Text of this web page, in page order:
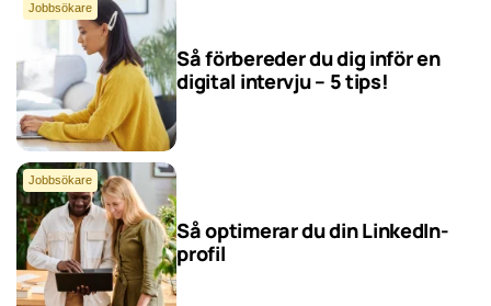
Jobbsökare
Så förbereder du dig inför en
digital intervju – 5 tips!
Jobbsökare
Så optimerar du din LinkedIn-
profil